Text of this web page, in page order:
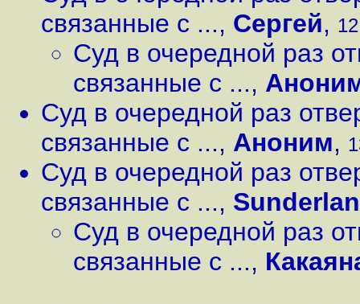
связанные с ..., Сергей,
Суд в очередной раз
связанные с ...,
Суд в очередной раз
связанные с ..., Аноним,
Суд в очередной раз
связанные с ...,
Суд в очередной раз
связанные с ...,